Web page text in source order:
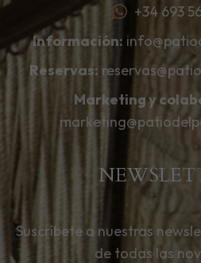
+34 693
Información:
Reservas:
Marketing y
Suscríbete a nuestras
de todas las